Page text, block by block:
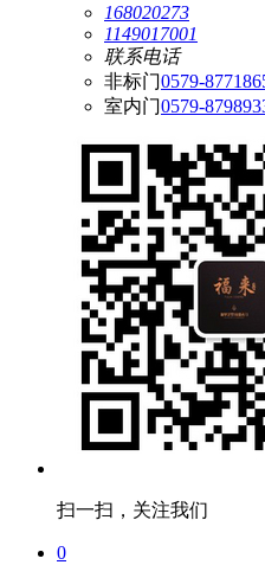
168020273
1149017001
联系电话
非标门0579-
室内门0579-
扫一扫，关注我们
0